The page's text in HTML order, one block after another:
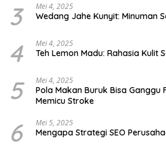
3 Mei 4, 2025
Wedang Jahe Kunyit: Minuman
4 Mei 4, 2025
Teh Lemon Madu: Rahasia Kulit
5 Mei 4, 2025
Pola Makan Buruk Bisa Ganggu
Memicu Stroke
6 Mei 5, 2025
Mengapa Strategi SEO